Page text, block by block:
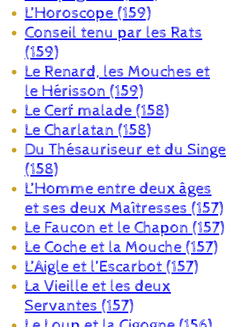
L’Horoscope (159)
Conseil tenu par les Rats
(159)
Le Renard, les Mouches et
le Hérisson (159)
Le Cerf malade (158)
Le Charlatan (158)
Du Thésauriseur et du Singe
(158)
L’Homme entre deux âges
et ses deux Maîtresses (157)
Le Faucon et le Chapon (157)
Le Coche et la Mouche (157)
L’Aigle et l’Escarbot (157)
La Vieille et les deux
Servantes (157)